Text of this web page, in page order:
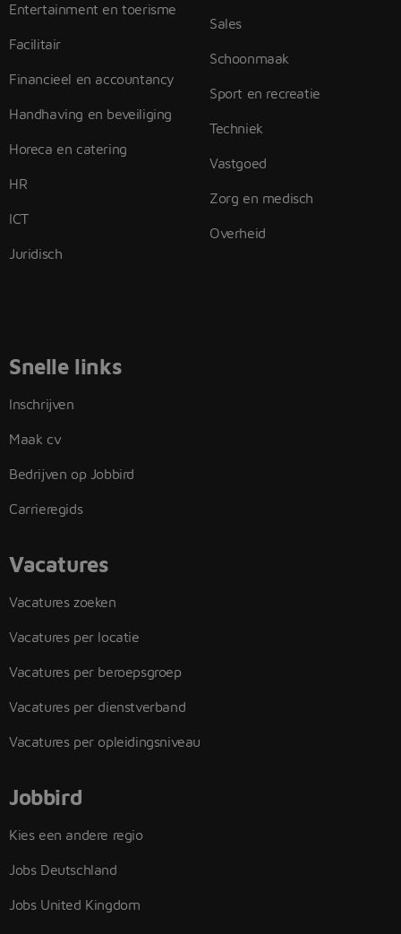
Entertainment en toerisme
Facilitair
Financieel en accountancy
Handhaving en beveiliging
Horeca en catering
HR
ICT
Juridisch
Sales
Schoonmaak
Sport en recreatie
Techniek
Vastgoed
Zorg en medisch
Overheid
Snelle links
Inschrijven
Maak cv
Bedrijven op Jobbird
Carrieregids
Vacatures
Vacatures zoeken
Vacatures per locatie
Vacatures per beroepsgroep
Vacatures per dienstverband
Vacatures per opleidingsniveau
Jobbird
Kies een andere regio
Jobs Deutschland
Jobs United Kingdom